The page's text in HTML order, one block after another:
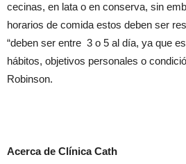
cecinas, en lata o en conserva, sin
horarios de comida estos deben ser
“deben ser entre 3 o 5 al día, ya que
hábitos, objetivos personales o
Robinson.
Acerca de Clínica Cath